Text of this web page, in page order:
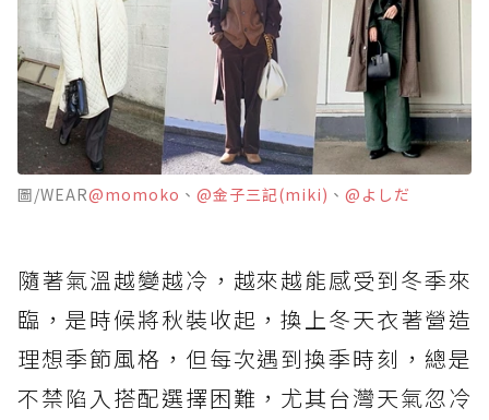
圖/WEAR@momoko 、 @金子三記(miki) 、 @よしだ
隨著氣溫越變越冷，越來越能感受到冬季來
臨，是時候將秋裝收起，換上冬天衣著營造
理想季節風格，但每次遇到換季時刻，總是
不禁陷入搭配選擇困難，尤其台灣天氣忽冷